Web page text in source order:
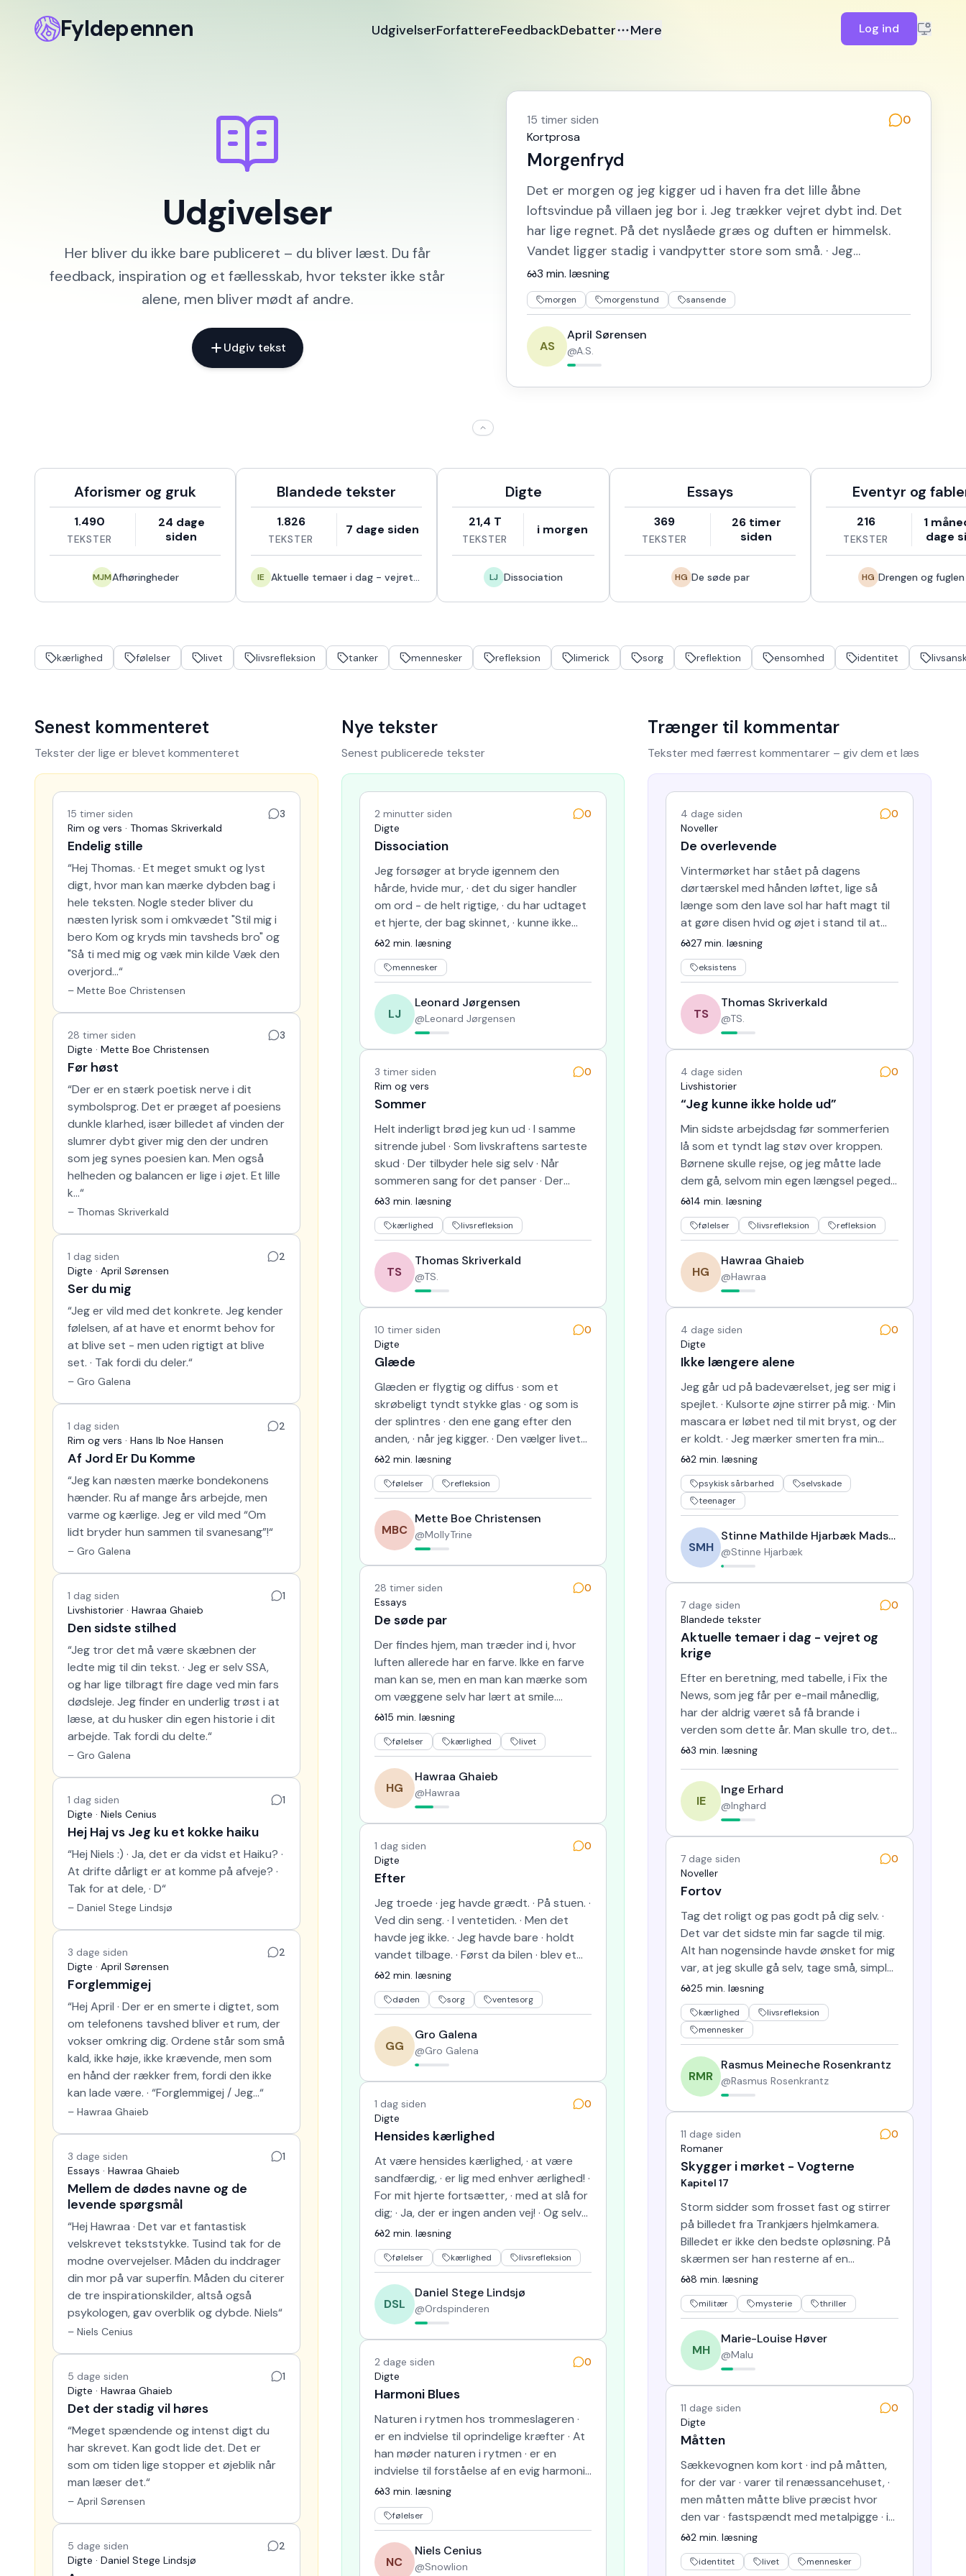
Fyldepennen UdgivelserForfattereFeedbackDebatter Mere Log ind
Udgivelser
Her bliver du ikke bare publiceret – du bliver læst. Du får
feedback, inspiration og et fællesskab, hvor tekster ikke står
alene, men bliver mødt af andre.
Udgiv tekst
15 timer siden
0
Kortprosa
Morgenfryd
Det er morgen og jeg kigger ud i haven fra det lille åbne
loftsvindue på villaen jeg bor i. Jeg trækker vejret dybt ind. Det
har lige regnet. På det nyslåede græs og duften er himmelsk.
Vandet ligger stadig i vandpytter store som små. · Jeg…
3 min. læsning
morgen morgenstund sansende
AS
April Sørensen
@A.S.
Kategorier
Aforismer og gruk
1.490
TEKSTER
24 dage
siden
MJMAfhøringheder
Blandede tekster
1.826
TEKSTER
7 dage siden
IE Aktuelle temaer i dag - vejret og krige
Digte
21,4 T
TEKSTER
i morgen
LJ Dissociation
Essays
369
TEKSTER
26 timer
siden
HG De søde par
Eventyr og
216
TEKSTER
1
dage
HG Drengen og fuglen
Emneord
kærlighed følelser livet livsrefleksion tanker mennesker refleksion limerick sorg reflektion ensomhed identitet
Senest kommenteret
Tekster der lige er blevet kommenteret
15 timer siden
3
Rim og vers · Thomas Skriverkald
Endelig stille
“Hej Thomas. · Et meget smukt og lyst
digt, hvor man kan mærke dybden bag i
hele teksten. Nogle steder bliver du
næsten lyrisk som i omkvædet "Stil mig i
bero Kom og kryds min tavsheds bro" og
"Så ti med mig og væk min kilde Væk den
overjord…“
– Mette Boe Christensen
28 timer siden
3
Digte · Mette Boe Christensen
Før høst
“Der er en stærk poetisk nerve i dit
symbolsprog. Det er præget af poesiens
dunkle klarhed, især billedet af vinden der
slumrer dybt giver mig den der undren
som jeg synes poesien kan. Men også
helheden og balancen er lige i øjet. Et lille
k…“
– Thomas Skriverkald
1 dag siden
2
Digte · April Sørensen
Ser du mig
“Jeg er vild med det konkrete. Jeg kender
følelsen, af at have et enormt behov for
at blive set - men uden rigtigt at blive
set. · Tak fordi du deler.“
– Gro Galena
1 dag siden
2
Rim og vers · Hans Ib Noe Hansen
Af Jord Er Du Komme
“Jeg kan næsten mærke bondekonens
hænder. Ru af mange års arbejde, men
varme og kærlige. Jeg er vild med “Om
lidt bryder hun sammen til svanesang”!“
– Gro Galena
1 dag siden
1
Livshistorier · Hawraa Ghaieb
Den sidste stilhed
“Jeg tror det må være skæbnen der
ledte mig til din tekst. · Jeg er selv SSA,
og har lige tilbragt fire dage ved min fars
dødsleje. Jeg finder en underlig trøst i at
læse, at du husker din egen historie i dit
arbejde. Tak fordi du delte.“
– Gro Galena
1 dag siden
1
Digte · Niels Cenius
Hej Haj vs Jeg ku et kokke haiku
“Hej Niels :) · Ja, det er da vidst et Haiku? ·
At drifte dårligt er at komme på afveje? ·
Tak for at dele, · D“
– Daniel Stege Lindsjø
3 dage siden
2
Digte · April Sørensen
Forglemmigej
“Hej April · Der er en smerte i digtet, som
om telefonens tavshed bliver et rum, der
vokser omkring dig. Ordene står som små
kald, ikke høje, ikke krævende, men som
en hånd der rækker frem, fordi den ikke
kan lade være. · “Forglemmigej / Jeg…“
– Hawraa Ghaieb
3 dage siden
1
Essays · Hawraa Ghaieb
Mellem de dødes navne og de
levende spørgsmål
“Hej Hawraa · Det var et fantastisk
velskrevet tekststykke. Tusind tak for de
modne overvejelser. Måden du inddrager
din mor på var superfin. Måden du citerer
de tre inspirationskilder, altså også
psykologen, gav overblik og dybde. Niels“
– Niels Cenius
5 dage siden
1
Digte · Hawraa Ghaieb
Det der stadig vil høres
“Meget spændende og intenst digt du
har skrevet. Kan godt lide det. Det er
som om tiden lige stopper et øjeblik når
man læser det.“
– April Sørensen
5 dage siden
2
Digte · Daniel Stege Lindsjø
Nye tekster
Senest publicerede tekster
2 minutter siden
0
Digte
Dissociation
Jeg forsøger at bryde igennem den
hårde, hvide mur, · det du siger handler
om ord - de helt rigtige, · du har udtaget
et hjerte, der bag skinnet, · kunne ikke
længere banke i det s…
2min. læsning
mennesker
LJ
Leonard Jørgensen
@Leonard Jørgensen
3 timer siden
0
Rim og vers
Sommer
Helt inderligt brød jeg kun ud · I samme
sitrende jubel · Som livskraftens sarteste
skud · Der tilbyder hele sig selv · Når
sommeren sang for det panser · Der
værner om fravær og h…
3 min. læsning
kærlighed livsrefleksion
TS
Thomas Skriverkald
@TS.
10 timer siden
0
Digte
Glæde
Glæden er flygtig og diffus · som et
skrøbeligt tyndt stykke glas · og som is
der splintres · den ene gang efter den
anden, · når jeg kigger. · Den vælger livet
udenfor i kulden · …
2min. læsning
følelser refleksion
MBC
Mette Boe Christensen
@MollyTrine
28 timer siden
0
Essays
De søde par
Der findes hjem, man træder ind i, hvor
luften allerede har en farve. Ikke en farve
man kan se, men en man kan mærke som
om væggene selv har lært at smile.
Sådan var det hos ægtepa…
15 min. læsning
følelser kærlighed livet
HG
Hawraa Ghaieb
@Hawraa
1 dag siden
0
Digte
Efter
Jeg troede · jeg havde grædt. · På stuen. ·
Ved din seng. · I ventetiden. · Men det
havde jeg ikke. · Jeg havde bare · holdt
vandet tilbage. · Først da bilen · blev et
rum · kun ti…
2min. læsning
døden sorg ventesorg
GG
Gro Galena
@Gro Galena
1 dag siden
0
Digte
Hensides kærlighed
At være hensides kærlighed, · at være
sandfærdig, · er lig med enhver ærlighed! ·
For mit hjerte fortsætter, · med at slå for
dig; · Ja, der er ingen anden vej! · Og selv
om jeg sk…
2min. læsning
følelser kærlighed livsrefleksion
DSL
Daniel Stege Lindsjø
@Ordspinderen
2 dage siden
0
Digte
Harmoni Blues
Naturen i rytmen hos trommeslageren ·
er en indvielse til oprindelige kræfter · At
han møder naturen i rytmen · er en
indvielse til forståelse af en evig harmoni ·
Vi ved jo altfor…
3 min. læsning
følelser
NC
Niels Cenius
@Snowlion
Trænger til kommentar
Tekster med færrest kommentarer – giv dem et læs
4 dage siden
0
Noveller
De overlevende
Vintermørket har stået på dagens
dørtærskel med hånden løftet, lige så
længe som den lave sol har haft magt til
at gøre disen hvid og øjet i stand til at
skelne en del nuancer, i d…
27 min. læsning
eksistens
TS
Thomas Skriverkald
@TS.
4 dage siden
0
Livshistorier
“Jeg kunne ikke holde ud”
Min sidste arbejdsdag før sommerferien
lå som et tyndt lag støv over kroppen.
Børnene skulle rejse, og jeg måtte lade
dem gå, selvom min egen længsel pegede
mod de stille dage: de …
14 min. læsning
følelser livsrefleksion refleksion
HG
Hawraa Ghaieb
@Hawraa
4 dage siden
0
Digte
Ikke længere alene
Jeg går ud på badeværelset, jeg ser mig i
spejlet. · Kulsorte øjne stirrer på mig. · Min
mascara er løbet ned til mit bryst, og der
er koldt. · Jeg mærker smerten fra min
arm. · Je…
2 min. læsning
psykisk sårbarhed
selvskade
teenager
SMH
Stinne Mathilde Hjarbæk Madsen
@Stinne Hjarbæk
7 dage siden
0
Blandede tekster
Aktuelle temaer i dag - vejret og
krige
Efter en beretning, med tabelle, i Fix the
News, som jeg får per e-mail månedlig,
har der aldrig været så få brande i
verden som dette år. Man skulle tro, det
er en spøg. Før i tid…
3 min. læsning
IE
Inge Erhard
@Inghard
7 dage siden
0
Noveller
Fortov
Tag det roligt og pas godt på dig selv. ·
Det var det sidste min far sagde til mig.
Alt han nogensinde havde ønsket for mig
var, at jeg skulle gå selv, tage små, simple
skridt uden…
25 min. læsning
kærlighed
livsrefleksion
mennesker
RMR
Rasmus Meineche Rosenkrantz
@Rasmus Rosenkrantz
11 dage siden
0
Romaner
Skygger i mørket - Vogterne
Kapitel 17
Storm sidder som frosset fast og stirrer
på billedet fra Trankjærs hjelmkamera.
Billedet er ikke den bedste opløsning. På
skærmen ser han resterne af en
udbrændt bil. Flammerne har…
8 min. læsning
militær mysterie thriller
MH
Marie-Louise Høver
@Malu
11 dage siden
0
Digte
Måtten
Sækkevognen kom kort · ind på måtten,
for der var · varer til renæssancehuset, ·
men måtten måtte blive præcist hvor
den var · fastspændt med metalpigge · i
hvert sit udstrakte hjø…
2 min. læsning
identitet livet mennesker